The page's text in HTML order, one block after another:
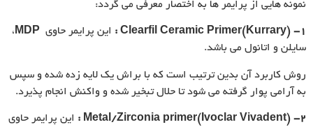
نمونه هایی از پرایمر ها به اختصار معرفی می گردد:
۱- Clearfil Ceramic Primer(Kurrary)
: این پرایمر حاوی MDP،
سایلن و اتانول می باشد.
روش کاربرد آن بدین ترتیب است که با براش یک لایه زده شده و سپس
به آرامی پوار گرفته می شود تا حلال تبخیر شده و واکنش انجام پذیرد.
۲- Metal/Zirconia primer(Ivoclar Vivadent)
: این پرایمر حاوی